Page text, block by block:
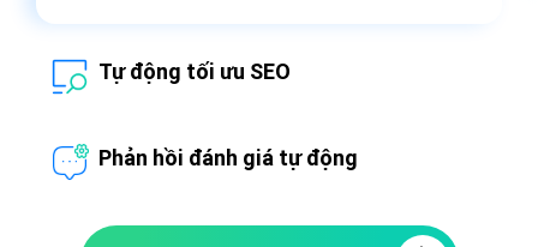
Tự động tối ưu SEO
của bạn sẽ đạt thứ hạng cao trên kết quả tìm kiếm,
Phản hồi đánh giá tự động
từng ngữ cảnh, giúp nâng cao trải nghiệm khách